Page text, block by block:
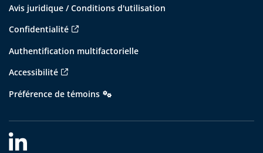
Avis juridique / Conditions d'utilisation
Confidentialité
Authentification multifactorielle
Accessibilité
Préférence de témoins